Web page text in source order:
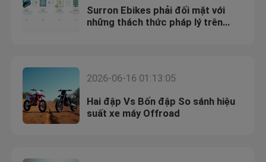
Surron Ebikes phải đối mặt với
những thách thức pháp lý trên
2026-06-16 01:13:05
Hai đập Vs Bốn đập So sánh hiệu
suất xe máy Offroad